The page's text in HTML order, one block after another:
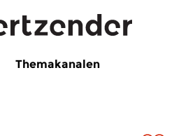
Themakanalen